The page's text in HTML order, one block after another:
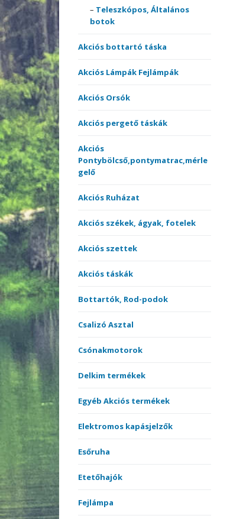
merítőnyelek
Teleszkópos, Általános
botok
Akciós bottartó táska
Akciós Lámpák Fejlámpák
Akciós Orsók
Akciós pergető táskák
Akciós
Pontybölcső,pontymatrac,mérle
gelő
Akciós Ruházat
Akciós székek, ágyak, fotelek
Akciós szettek
Akciós táskák
Bottartók, Rod-podok
Csalizó Asztal
Csónakmotorok
Delkim termékek
Egyéb Akciós termékek
Elektromos kapásjelzők
Esőruha
Etetőhajók
Fejlámpa